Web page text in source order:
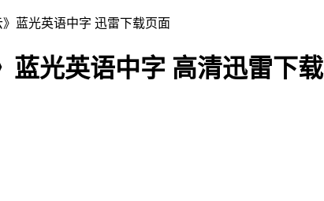
蓝光英语中字 迅雷下载页面
蓝光英语中字 高清迅雷下载